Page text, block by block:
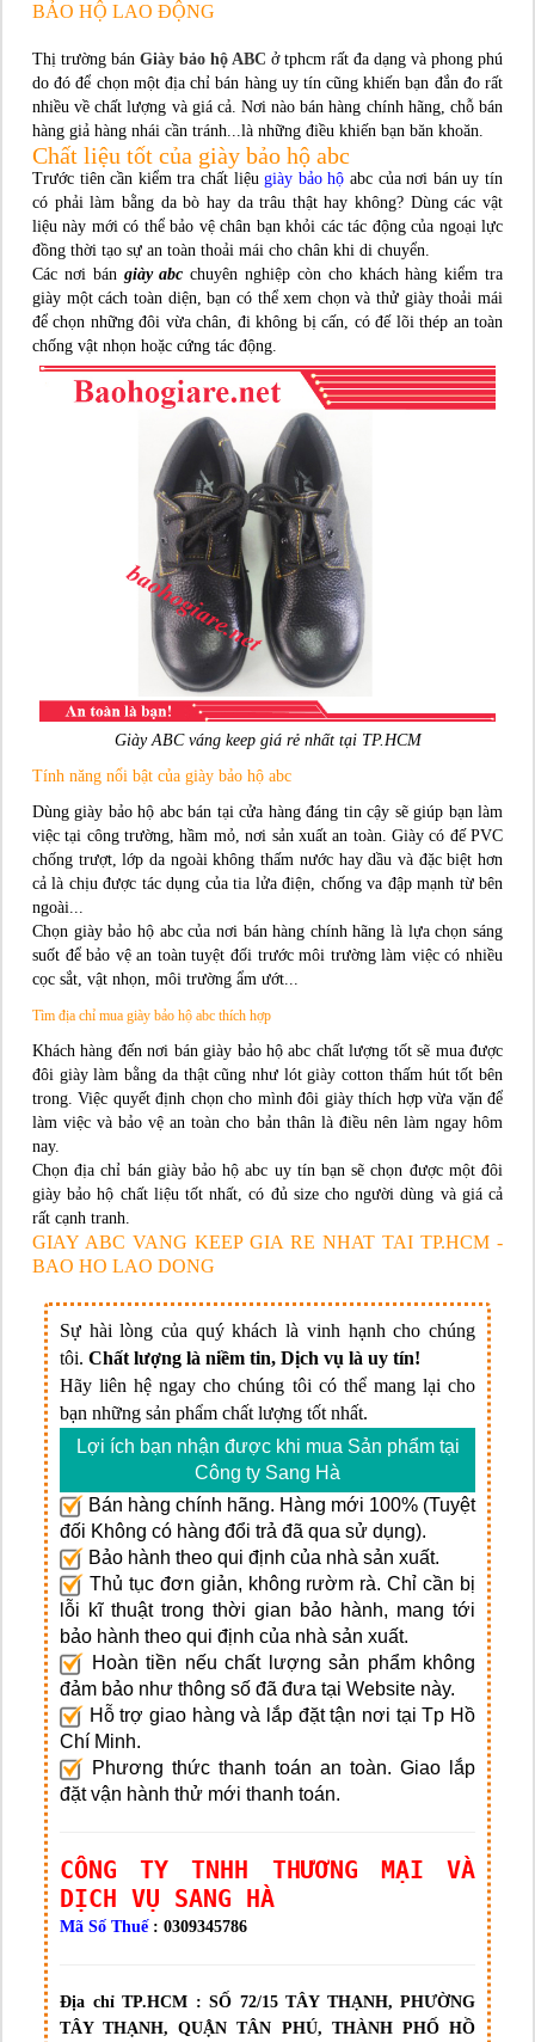
BẢO HỘ LAO ĐỘNG
Thị trường bán Giày bảo hộ ABC ở tphcm rất đa dạng và phong phú
do đó để chọn một địa chỉ bán hàng uy tín cũng khiến bạn đắn đo rất
nhiều về chất lượng và giá cả. Nơi nào bán hàng chính hãng, chỗ bán
hàng giả hàng nhái cần tránh...là những điều khiến bạn băn khoăn.
Chất liệu tốt của giày bảo hộ abc
Trước tiên cần kiểm tra chất liệugiày bảo hộ abc của nơi bán uy tín
có phải làm bằng da bò hay da trâu thật hay không? Dùng các vật
liệu này mới có thể bảo vệ chân bạn khỏi các tác động của ngoại lực
đồng thời tạo sự an toàn thoải mái cho chân khi di chuyển.
Các nơi bán giày abc chuyên nghiệp còn cho khách hàng kiểm tra
giày một cách toàn diện, bạn có thể xem chọn và thử giày thoải mái
để chọn những đôi vừa chân, đi không bị cấn, có đế lõi thép an toàn
chống vật nhọn hoặc cứng tác động.
Giày ABC váng keep giá rẻ nhất tại TP.HCM
Tính năng nổi bật của giày bảo hộ abc
Dùng giày bảo hộ abc bán tại cửa hàng đáng tin cậy sẽ giúp bạn làm
việc tại công trường, hầm mỏ, nơi sản xuất an toàn. Giày có đế PVC
chống trượt, lớp da ngoài không thấm nước hay dầu và đặc biệt hơn
cả là chịu được tác dụng của tia lửa điện, chống va đập mạnh từ bên
ngoài...
Chọn giày bảo hộ abc của nơi bán hàng chính hãng là lựa chọn sáng
suốt để bảo vệ an toàn tuyệt đối trước môi trường làm việc có nhiều
cọc sắt, vật nhọn, môi trường ẩm ướt...
Tìm địa chỉ mua giày bảo hộ abc thích hợp
Khách hàng đến nơi bán giày bảo hộ abc chất lượng tốt sẽ mua được
đôi giày làm bằng da thật cũng như lót giày cotton thấm hút tốt bên
trong. Việc quyết định chọn cho mình đôi giày thích hợp vừa vặn để
làm việc và bảo vệ an toàn cho bản thân là điều nên làm ngay hôm
nay.
Chọn địa chỉ bán giày bảo hộ abc uy tín bạn sẽ chọn được một đôi
giày bảo hộ chất liệu tốt nhất, có đủ size cho người dùng và giá cả
rất cạnh tranh.
GIAY ABC VANG KEEP GIA RE NHAT TAI TP.HCM -
BAO HO LAO DONG
Sự hài lòng của quý khách là vinh hạnh cho chúng
tôi. Chất lượng là niềm tin, Dịch vụ là uy tín!
Hãy liên hệ ngay cho chúng tôi có thể mang lại cho
bạn những sản phẩm chất lượng tốt nhất.
Lợi ích bạn nhận được khi mua Sản phẩm tại
Công ty Sang Hà
Bán hàng chính hãng. Hàng mới 100% (Tuyệt
đối Không có hàng đổi trả đã qua sử dụng).
Bảo hành theo qui định của nhà sản xuất.
Thủ tục đơn giản, không rườm rà. Chỉ cần bị
lỗi kĩ thuật trong thời gian bảo hành, mang tới
bảo hành theo qui định của nhà sản xuất.
Hoàn tiền nếu chất lượng sản phẩm không
đảm bảo như thông số đã đưa tại Website này.
Hỗ trợ giao hàng và lắp đặt tận nơi tại Tp Hồ
Chí Minh.
Phương thức thanh toán an toàn. Giao lắp
đặt vận hành thử mới thanh toán.
CÔNG TY TNHH THƯƠNG MẠI VÀ
DỊCH VỤ SANG HÀ
Mã Số Thuế : 0309345786
Địa chỉ TP.HCM : SỐ 72/15 TÂY THẠNH, PHƯỜNG
TÂY THẠNH, QUẬN TÂN PHÚ, THÀNH PHỐ HỒ